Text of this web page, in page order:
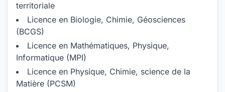
territoriale
Licence en Biologie, Chimie, Géosciences
(BCGS)
Licence en Mathématiques, Physique,
Informatique (MPI)
Licence en Physique, Chimie, science de la
Matière (PCSM)